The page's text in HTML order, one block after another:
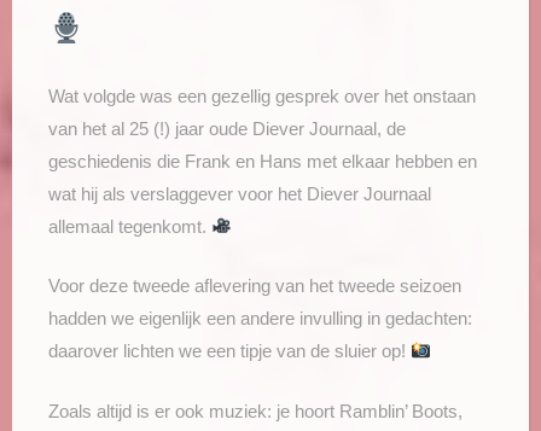
Wat volgde was een gezellig gesprek over het onstaan
van het al 25 (!) jaar oude Diever Journaal, de
geschiedenis die Frank en Hans met elkaar hebben en
wat hij als verslaggever voor het Diever Journaal
allemaal tegenkomt.
Voor deze tweede aflevering van het tweede seizoen
hadden we eigenlijk een andere invulling in gedachten:
daarover lichten we een tipje van de sluier op!
Zoals altijd is er ook muziek: je hoort Ramblin’ Boots,